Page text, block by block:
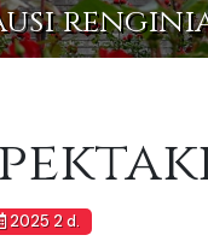
2025 2 d.